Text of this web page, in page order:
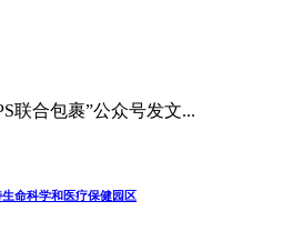
联合包裹”公众号发文...
命科学和医疗保健园区